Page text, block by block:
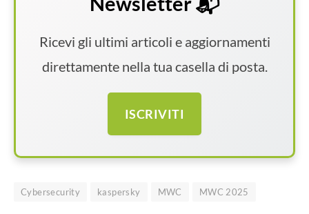
Ricevi gli ultimi articoli e aggiornamenti
direttamente nella tua casella di posta.
ISCRIVITI
Cybersecurity kaspersky MWC MWC 2025